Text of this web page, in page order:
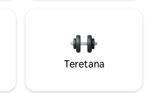
Teretana